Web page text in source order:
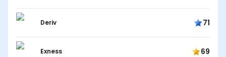
Deriv 71
Exness 69